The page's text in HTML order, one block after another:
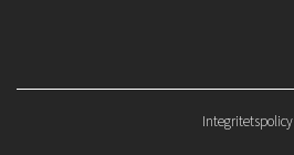
Integritetspolicy